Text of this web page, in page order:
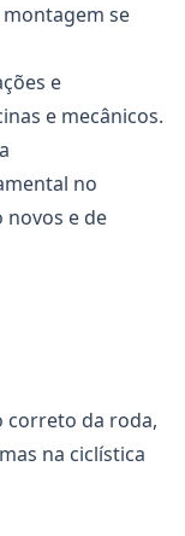
se
e
e mecânicos.
no
e de
correto da roda,
na ciclística